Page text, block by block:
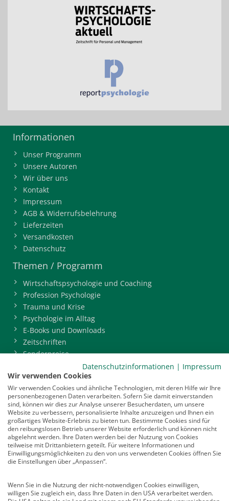
Informationen
Unser Programm
Unsere Autoren
Wir über uns
Kontakt
Impressum
AGB & Widerrufsbelehrung
Lieferzeiten
Versandkosten
Datenschutz
Themen / Programm
Wirtschaftspsychologie und Coaching
Profession Psychologie
Trauma und Krise
Psychologie im Alltag
E-Books und Downloads
Zeitschriften
Sonderpreise
BDP-Mitgliederbereich
Service
Newsletter
Mediadaten
Infocenter
Veranstaltungen
Nachrichten
Abo kündigen
Vertrag widerrufen
Datenschutzinformationen | Impressum
Wir verwenden Cookies
Wir verwenden Cookies und ähnliche Technologien, mit deren Hilfe wir Ihre
personenbezogenen Daten verarbeiten. Sofern Sie damit einverstanden
sind, können wir dies zur Analyse unserer Besucherdaten, um unsere
Website zu verbessern, personalisierte Inhalte anzuzeigen und Ihnen ein
großartiges Website-Erlebnis zu bieten tun. Bestimmte Cookies sind für
den reibungslosen Betrieb unserer Website erforderlich und können nicht
abgelehnt werden. Ihre Daten werden bei der Nutzung von Cookies
teilweise mit Drittanbietern geteilt. Für weitere Informationen und
Einwilligungsmöglichkeiten zu den von uns verwendeten Cookies öffnen Sie
die Einstellungen über „Anpassen“.
Wenn Sie in die Nutzung der nicht-notwendigen Cookies einwilligen,
willigen Sie zugleich ein, dass Ihre Daten in den USA verarbeitet werden.